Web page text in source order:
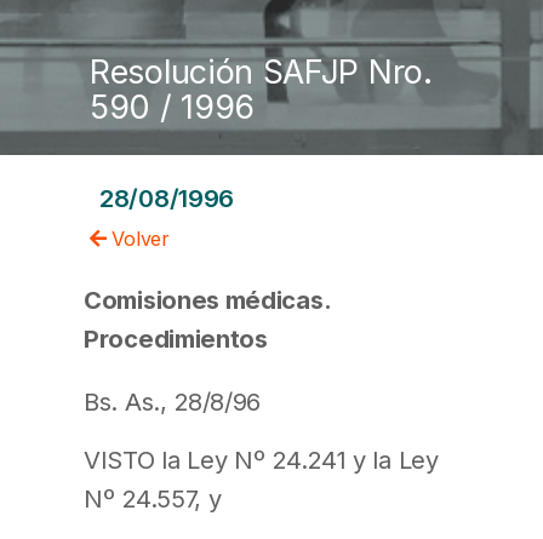
Resolución SAFJP Nro.
590 / 1996
28/08/1996
Volver
Comisiones médicas.
Procedimientos
Bs. As., 28/8/96
VISTO la Ley Nº 24.241 y la Ley
Nº 24.557, y